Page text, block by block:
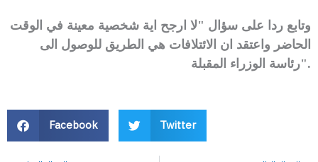
وتابع ردا على سؤال "لا ارجح اية شخصية معينة في الوقت
الحاضر واعتقد ان الائتلافات هي الطريق للوصول الى
رئاسة الوزراء المقبلة".
Facebook Twitter